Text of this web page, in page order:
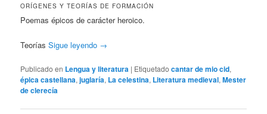
ORÍGENES Y TEORÍAS DE FORMACIÓN
Poemas épicos de carácter heroico.
TeoríasSigue leyendo →
Publicado en Lengua y literatura | Etiquetado cantar de mio cid,
épica castellana,juglaría, La celestina, Literatura medieval,Mester
de clerecía